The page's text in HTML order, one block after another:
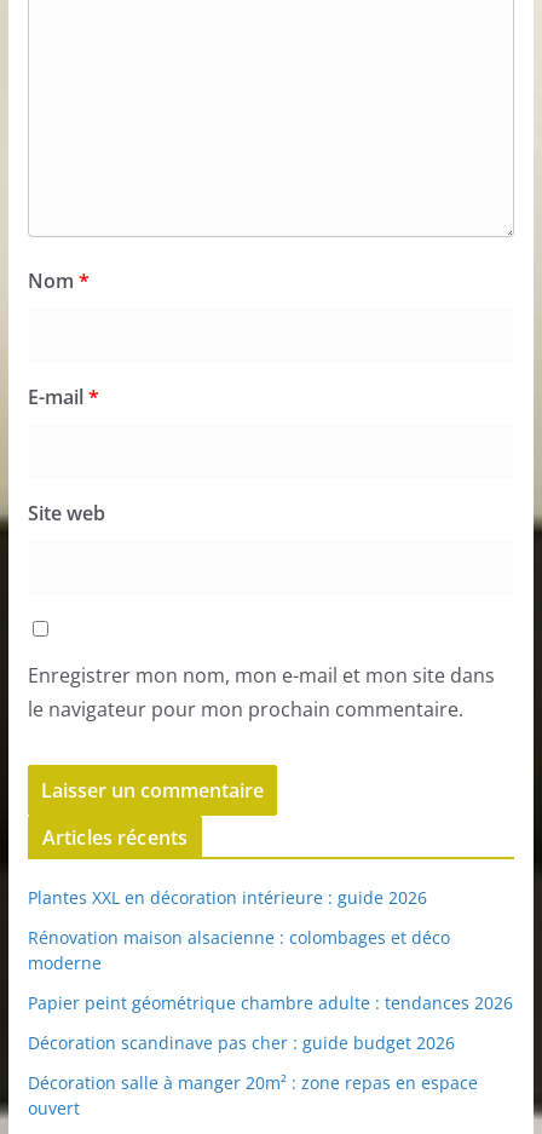
Nom *
E-mail*
Site web
Enregistrer mon nom, mon e-mail et mon site dans
le navigateur pour mon prochain commentaire.
Articles récents
Plantes XXL en décoration intérieure : guide 2026
Rénovation maison alsacienne : colombages et déco
moderne
Papier peint géométrique chambre adulte : tendances 2026
Décoration scandinave pas cher : guide budget 2026
Décoration salle à manger 20m² : zone repas en espace
ouvert